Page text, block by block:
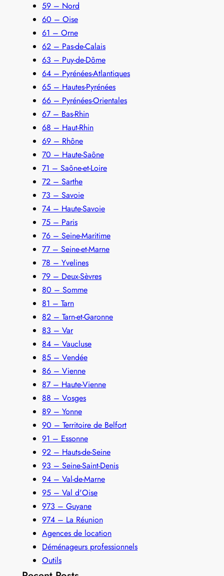
59 – Nord
60 – Oise
61 – Orne
62 – Pas-de-Calais
63 – Puy-de-Dôme
64 – Pyrénées-Atlantiques
65 – Hautes-Pyrénées
66 – Pyrénées-Orientales
67 – Bas-Rhin
68 – Haut-Rhin
69 – Rhône
70 – Haute-Saône
71 – Saône-et-Loire
72 – Sarthe
73 – Savoie
74 – Haute-Savoie
75 – Paris
76 – Seine-Maritime
77 – Seine-et-Marne
78 – Yvelines
79 – Deux-Sèvres
80 – Somme
81 – Tarn
82 – Tarn-et-Garonne
83 – Var
84 – Vaucluse
85 – Vendée
86 – Vienne
87 – Haute-Vienne
88 – Vosges
89 – Yonne
90 – Territoire de Belfort
91 – Essonne
92 – Hauts-de-Seine
93 – Seine-Saint-Denis
94 – Val-de-Marne
95 – Val d'Oise
973 – Guyane
974 – La Réunion
Agences de location
Déménageurs professionnels
Outils